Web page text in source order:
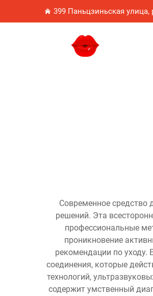
399 Паньцзиньская
Современное средство
решений. Эта
профессиональные
проникновение
рекомендации по уходу.
соединения, которые
технологий,
содержит умственный